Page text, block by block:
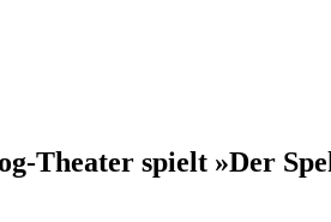
Theater spielt »Der